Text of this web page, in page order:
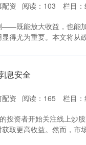
资 阅读： 103 栏目：
既能放大收益，也能
得尤为重要。本文将从
|息安全
资 阅读： 165 栏目：
投资者开始关注线上炒
取更高收益。然而，市